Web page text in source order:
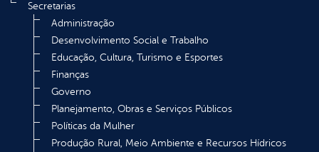
Secretarias
Administração
Desenvolvimento Social e Trabalho
Educação, Cultura, Turismo e Esportes
Finanças
Governo
Planejamento, Obras e Serviços Públicos
Políticas da Mulher
Produção Rural, Meio Ambiente e Recursos Hídricos